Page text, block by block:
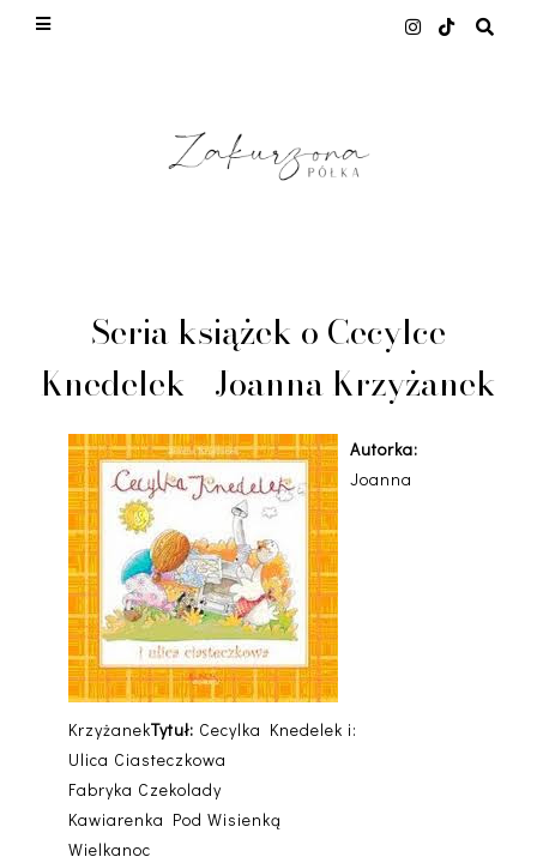
Seria książek o Cecylce
Knedelek - Joanna Krzyżanek
Autorka:
Joanna
KrzyżanekTytuł: Cecylka Knedelek i:
Ulica Ciasteczkowa
Fabryka Czekolady
Kawiarenka Pod Wisienką
Wielkanoc
This site uses cookies from Google to deliver its
quality of service, generate usage statistics, and
to detect and address abuse.
LEARN MORE